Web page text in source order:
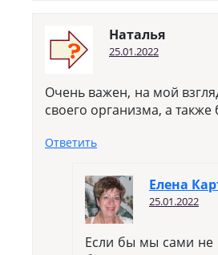
Наталья
25.01.2022
Очень важен, на мой
своего организма, а
Ответить
Елена
25.01.2022
Если бы мы сами не